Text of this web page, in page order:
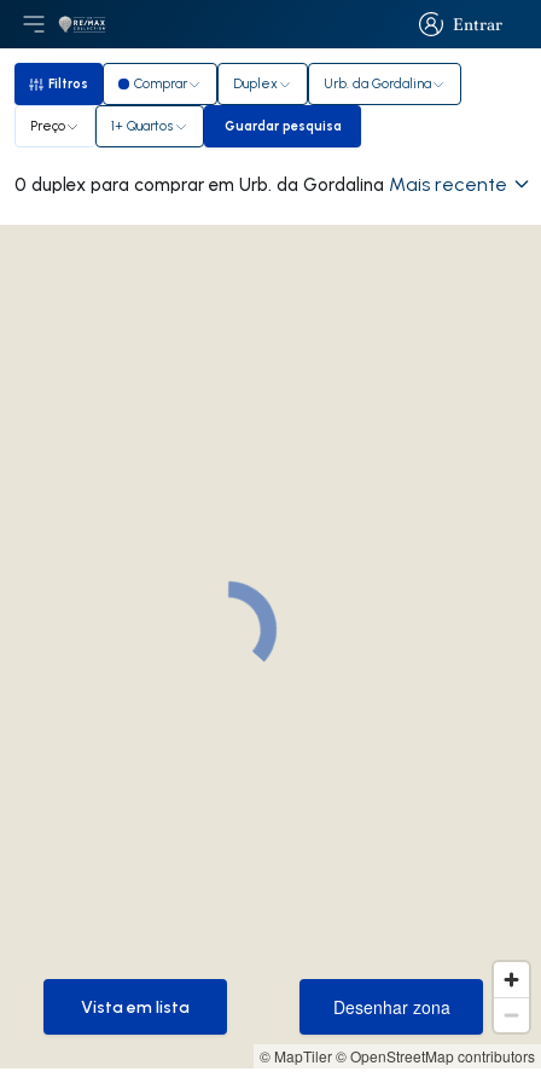
Entrar
Entrar
Abri menu principal
LogoIr para página inicial
Filtros
Filtros Comprar Duplex Urb. da Gordalina
Preço 1+ Quartos Guardar pesquisa
Guardar pesquisa
0 duplex para comprar em Urb. da Gordalina Mais recente
© MapTiler© OpenStreetMap contributors
Desenhar zona
Desenhar zona
Vista em lista
Vista em lista